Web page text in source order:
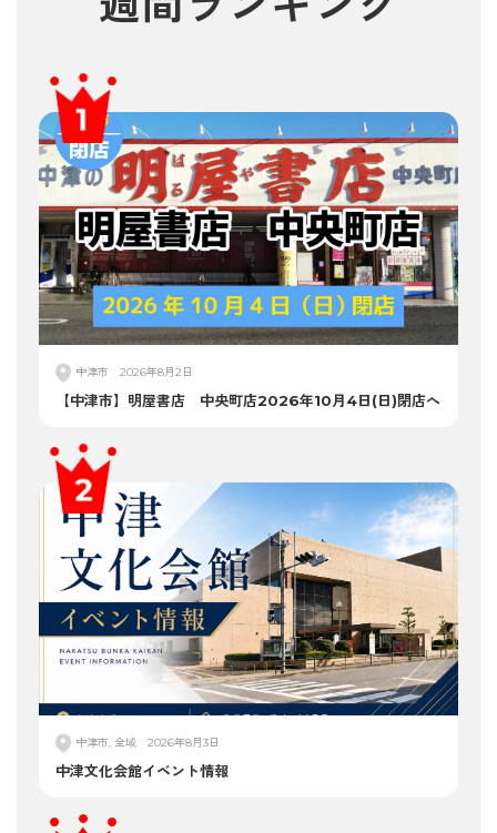
中津市 2026年8月2日
【中津市】明屋書店 中央町店2026年10月4日(日)閉店へ
中津市, 全域 2026年8月3日
中津文化会館イベント情報